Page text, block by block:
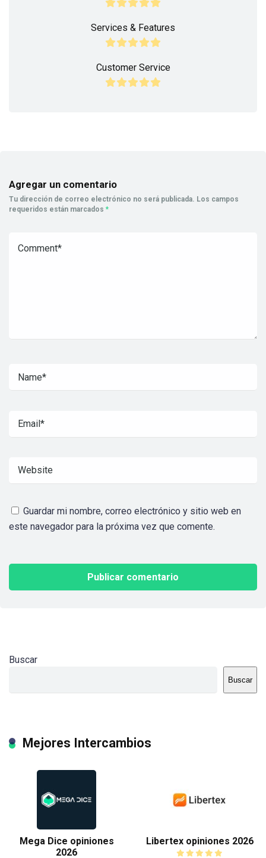
Services & Features
Customer Service
Agregar un comentario
Tu dirección de correo electrónico no será publicada. Los campos
requeridos están marcados *
Guardar mi nombre, correo electrónico y sitio web en
este navegador para la próxima vez que comente.
Buscar
Buscar
Mejores Intercambios
Mega Dice opiniones
2026
Libertex opiniones 2026